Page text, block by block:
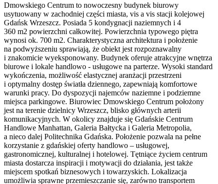
Dmowskiego Centrum to nowoczesny budynek biurowy
usytuowany w zachodniej części miasta, vis a vis stacji kolejowej
Gdańsk Wrzeszcz. Posiada 5 kondygnacji naziemnych i 4
360 m2 powierzchni całkowitej. Powierzchnia typowego piętra
wynosi ok. 700 m2. Charakterystyczna architektura i położenie
na podwyższeniu sprawiają, że obiekt jest rozpoznawalny
i znakomicie wyeksponowany. Budynek oferuje atrakcyjne wnętrza
biurowe i lokale handlowo - usługowe na parterze. Wysoki standard
wykończenia, możliwość elastycznej aranżacji przestrzeni
i optymalny dostęp światła dziennego, zapewniają komfortowe
warunki pracy. Do dyspozycji najemców naziemne i podziemne
miejsca parkingowe. Biurowiec Dmowskiego Centrum położony
jest na terenie dzielnicy Wrzeszcz, blisko głównych arterii
komunikacyjnych. W okolicy znajduje się Gdańskie Centrum
Handlowe Manhattan, Galeria Bałtycka i Galeria Metropolia,
a nieco dalej Politechnika Gdańska. Położenie pozwala na pełne
korzystanie z gdańskiej oferty handlowo – usługowej,
gastronomicznej, kulturalnej i hotelowej. Tętniące życiem centrum
miasta dostarcza inspiracji i motywacji do działania, jest także
miejscem spotkań biznesowych i towarzyskich. Lokalizacja
umożliwia sprawne przemieszczanie się, zarówno transportem